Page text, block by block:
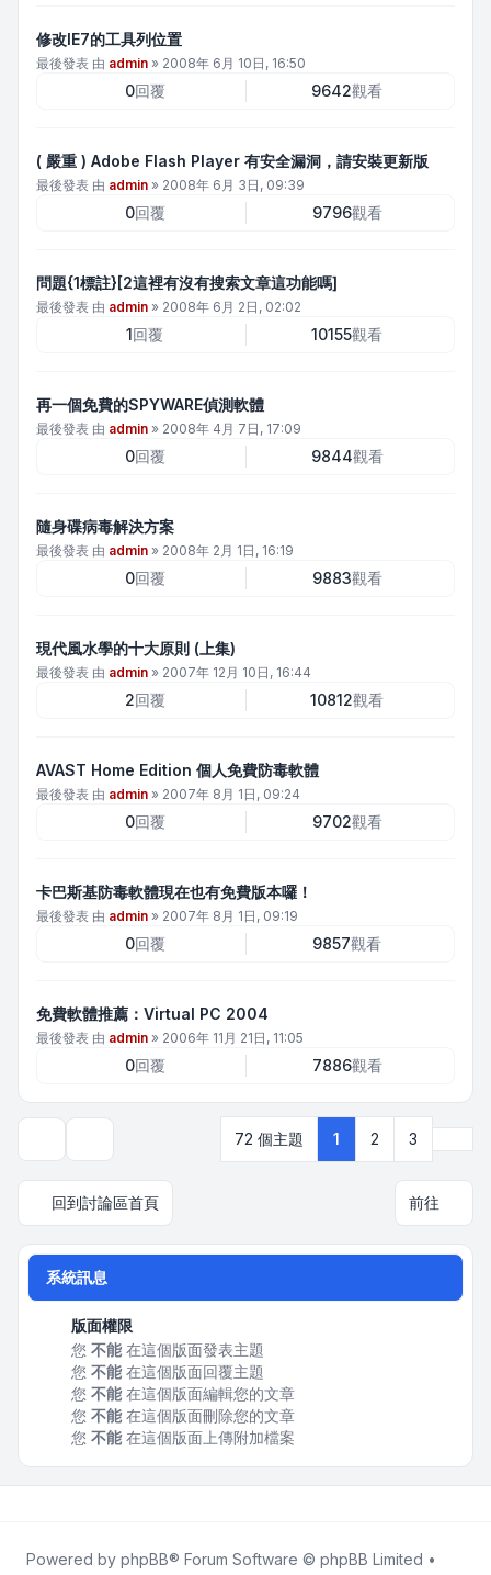
修改IE7的工具列位置
最後發表 由 admin » 2008年 6月 10日, 16:50
0回覆 9642觀看
( 嚴重 ) Adobe Flash Player 有安全漏洞，請安裝更新版
最後發表 由 admin » 2008年 6月 3日, 09:39
0回覆 9796觀看
問題{1標註}[2這裡有沒有搜索文章這功能嗎]
最後發表 由 admin » 2008年 6月 2日, 02:02
1回覆 10155觀看
再一個免費的SPYWARE偵測軟體
最後發表 由 admin » 2008年 4月 7日, 17:09
0回覆 9844觀看
隨身碟病毒解決方案
最後發表 由 admin » 2008年 2月 1日, 16:19
0回覆 9883觀看
現代風水學的十大原則 (上集)
最後發表 由 admin » 2007年 12月 10日, 16:44
2回覆 10812觀看
AVAST Home Edition 個人免費防毒軟體
最後發表 由 admin » 2007年 8月 1日, 09:24
0回覆 9702觀看
卡巴斯基防毒軟體現在也有免費版本囉！
最後發表 由 admin » 2007年 8月 1日, 09:19
0回覆 9857觀看
免費軟體推薦：Virtual PC 2004
最後發表 由 admin » 2006年 11月 21日, 11:05
0回覆 7886觀看
72 個主題 1 2 3
回到討論區首頁 前往
系統訊息
版面權限
您 不能在這個版面發表主題
您 不能在這個版面回覆主題
您 不能在這個版面編輯您的文章
您 不能在這個版面刪除您的文章
您 不能在這個版面上傳附加檔案
Powered by phpBB® Forum Software © phpBB Limited •